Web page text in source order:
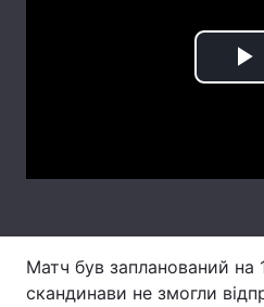
Послуги
Матч був запланований на
скандинави не змогли